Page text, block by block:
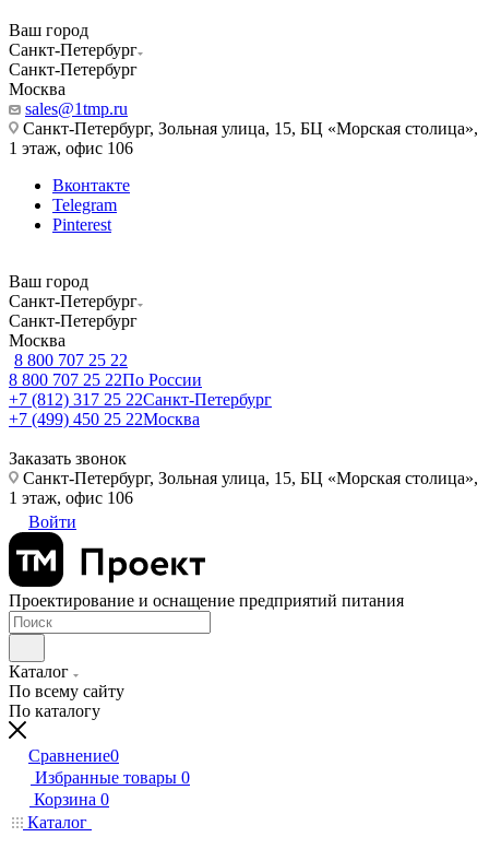
Ваш город
Санкт-Петербург
Санкт-Петербург
Москва
sales@1tmp.ru
Санкт-Петербург, Зольная улица, 15, БЦ «Морская столица»,
1 этаж, офис 106
Вконтакте
Telegram
Pinterest
Ваш город
Санкт-Петербург
Санкт-Петербург
Москва
8 800 707 25 22
8 800 707 25 22По России
+7 (812) 317 25 22Санкт-Петербург
+7 (499) 450 25 22Москва
Заказать звонок
Санкт-Петербург, Зольная улица, 15, БЦ «Морская столица»,
1 этаж, офис 106
Войти
Проектирование и оснащение предприятий питания
Каталог
По всему сайту
По каталогу
Сравнение0
Избранные товары 0
Корзина 0
Каталог